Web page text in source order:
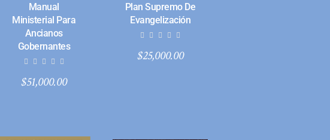
Manual
Ministerial Para
Ancianos
Gobernantes
$51,000.00
Plan Supremo De
Evangelización
$25,000.00